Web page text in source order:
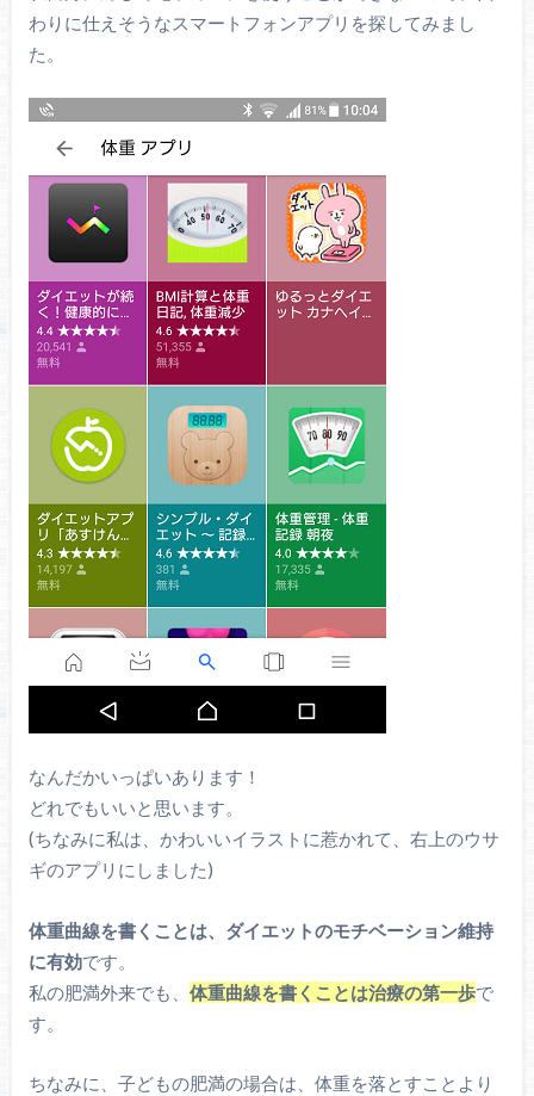
わりに仕えそうなスマートフォンアプリを探してみまし
た。
なんだかいっぱいあります！
どれでもいいと思います。
(ちなみに私は、かわいいイラストに惹かれて、右上のウサ
ギのアプリにしました)
体重曲線を書くことは、ダイエットのモチベーション維持
に有効です。
私の肥満外来でも、 体重曲線を書くことは治療の第一歩で
す。
ちなみに、子どもの肥満の場合は、体重を落とすことより